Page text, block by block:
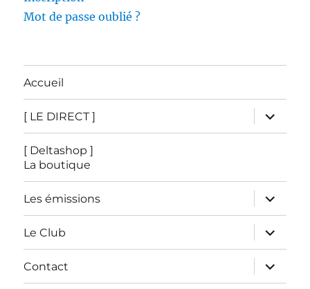
Mot de passe oublié ?
Accueil
[ LE DIRECT ]
ouvrir
le
sous-
[ Deltashop ]
La boutique
Les émissions
ouvrir
le
sous-
menu
Le Club
ouvrir
le
sous-
menu
Contact
ouvrir
le
sous-